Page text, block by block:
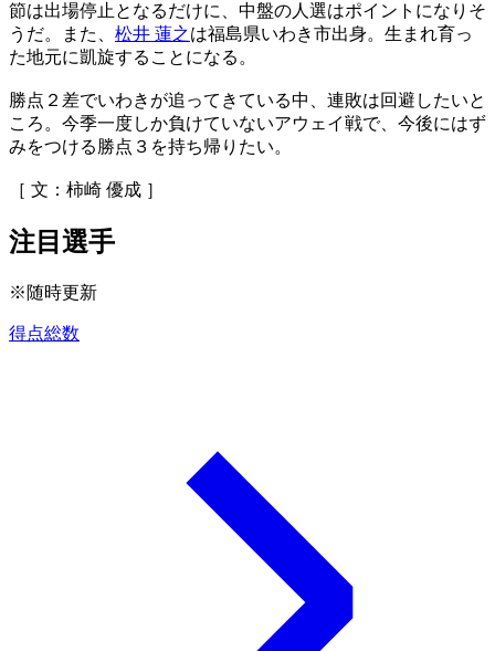
節は出場停止となるだけに、中盤の人選はポイントになりそ
うだ。また、 松井 蓮之は福島県いわき市出身。生まれ育っ
た地元に凱旋することになる。
勝点２差でいわきが追ってきている中、連敗は回避したいと
ころ。今季一度しか負けていないアウェイ戦で、今後にはず
みをつける勝点３を持ち帰りたい。
［ 文：柿崎 優成 ］
注目選手
※随時更新
得点総数